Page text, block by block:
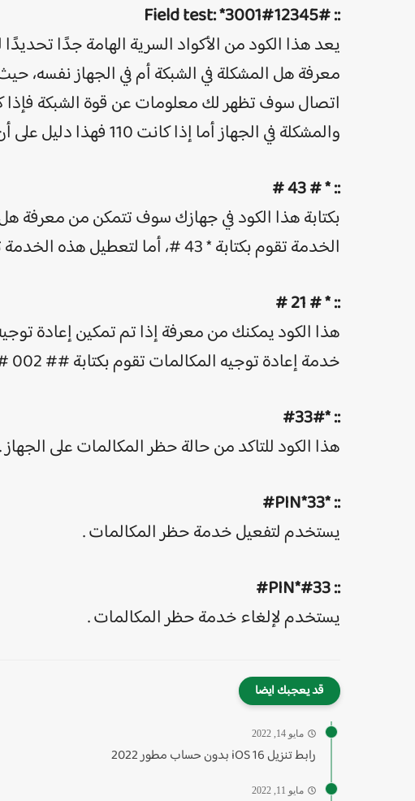
:: Field test: *3001#12345#
يعد هذا الكود من الأكواد السرية الهامة جدًا
معرفة هل المشكلة في الشبكة أم في الجهاز نفسه،
والمشكلة في الجهاز أما إذا كانت 110 فهذا دليل على أن الشبكة ضعيفة .
:: * # 43 #
بكتابة هذا الكود في جهازك سوف تتمكن من معرفة
الخدمة تقوم بكتابة * 43 #، أما لتعطيل هذه الخدمة تقوم بكتابة كود # 43 # .
:: * # 21 #
هذا الكود يمكنك من معرفة إذا تم تمكين إعادة
خدمة إعادة توجيه المكالمات تقوم بكتابة ## 002 # .
:: *#33#
هذا الكود للتاكد من حالة حظر المكالمات على الجهاز .
:: *33*PIN#
يستخدم لتفعيل خدمة حظر المكالمات .
:: #33*PIN#
يستخدم لإلغاء خدمة حظر المكالمات .
قد يعجبك ايضا
مايو 14, 2022
رابط تنزيل iOS 16 بدون حساب مطور 2022
مايو 11, 2022